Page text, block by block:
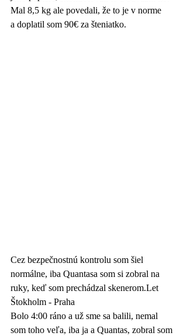
Mal 8,5 kg ale povedali, že to je v norme
a doplatil som 90€ za šteniatko.
Cez bezpečnostnú kontrolu som šiel
normálne, iba Quantasa som si zobral na
ruky, keď som prechádzal skenerom.Let
Štokholm - Praha
Bolo 4:00 ráno a už sme sa balili, nemal
som toho veľa, iba ja a Quantas, zobral som